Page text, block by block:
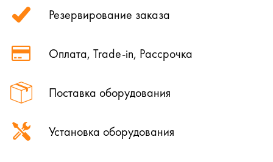
Поставка оборудования
Установка оборудования
Резервирование заказа
Оплата, Trade-in, Рассрочка